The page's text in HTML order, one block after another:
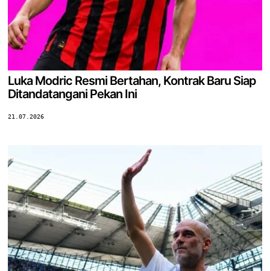
Luka Modric Resmi Bertahan, Kontrak Baru Siap
Ditandatangani Pekan Ini
21.07.2026